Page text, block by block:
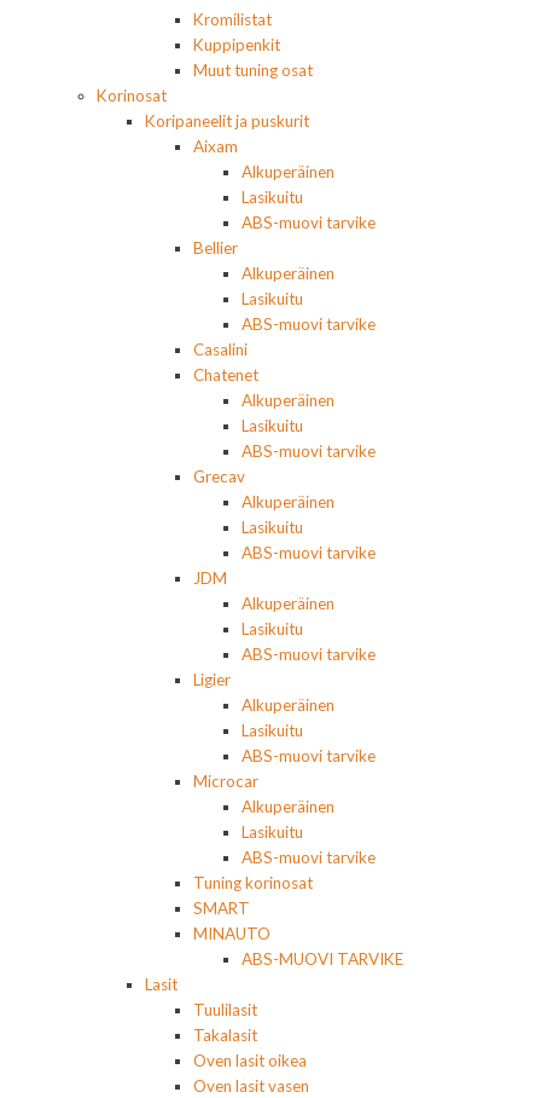
Kromilistat
Kuppipenkit
Muut tuning osat
Korinosat
Koripaneelit ja puskurit
Aixam
Alkuperäinen
Lasikuitu
ABS-muovi tarvike
Bellier
Alkuperäinen
Lasikuitu
ABS-muovi tarvike
Casalini
Chatenet
Alkuperäinen
Lasikuitu
ABS-muovi tarvike
Grecav
Alkuperäinen
Lasikuitu
ABS-muovi tarvike
JDM
Alkuperäinen
Lasikuitu
ABS-muovi tarvike
Ligier
Alkuperäinen
Lasikuitu
ABS-muovi tarvike
Microcar
Alkuperäinen
Lasikuitu
ABS-muovi tarvike
Tuning korinosat
SMART
MINAUTO
ABS-MUOVI TARVIKE
Lasit
Tuulilasit
Takalasit
Oven lasit oikea
Oven lasit vasen